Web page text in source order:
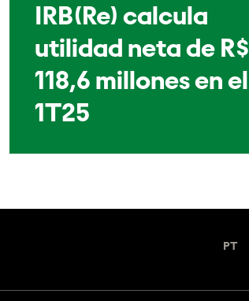
IRB(Re) calcula
utilidad neta de R$
118,6 millones en el
1T25
PT